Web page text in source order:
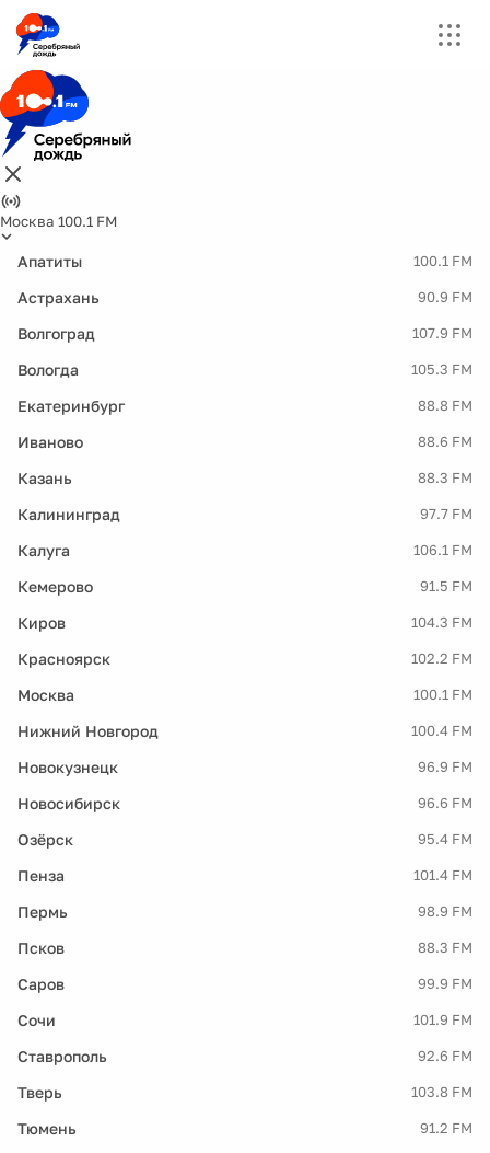
Москва 100.1 FM
Апатиты 100.1 FM
Астрахань 90.9 FM
Волгоград 107.9 FM
Вологда 105.3 FM
Екатеринбург 88.8 FM
Иваново 88.6 FM
Казань 88.3 FM
Калининград 97.7 FM
Калуга 106.1 FM
Кемерово 91.5 FM
Киров 104.3 FM
Красноярск 102.2 FM
Москва 100.1 FM
Нижний Новгород 100.4 FM
Новокузнецк 96.9 FM
Новосибирск 96.6 FM
Озёрск 95.4 FM
Пенза 101.4 FM
Пермь 98.9 FM
Псков 88.3 FM
Саров 99.9 FM
Сочи 101.9 FM
Ставрополь 92.6 FM
Тверь 103.8 FM
Тюмень 91.2 FM